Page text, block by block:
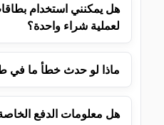
هل يمكنني استخدام بطاقات
لعملية شراء واحدة؟
ماذا لو حدث خطأ ما في
هل معلومات الدفع الخاصة